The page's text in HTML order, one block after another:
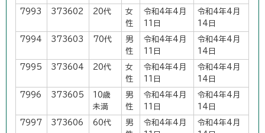
7993 373602 20代
女
性
令和4年4月
11日
令和4年4月
14日
7994 373603 70代
男
性
令和4年4月
11日
令和4年4月
14日
7995 373604 20代
女
性
令和4年4月
11日
令和4年4月
14日
7996 373605
10歳
未満
男
性
令和4年4月
11日
令和4年4月
14日
7997 373606 60代
男
令和4年4月
令和4年4月